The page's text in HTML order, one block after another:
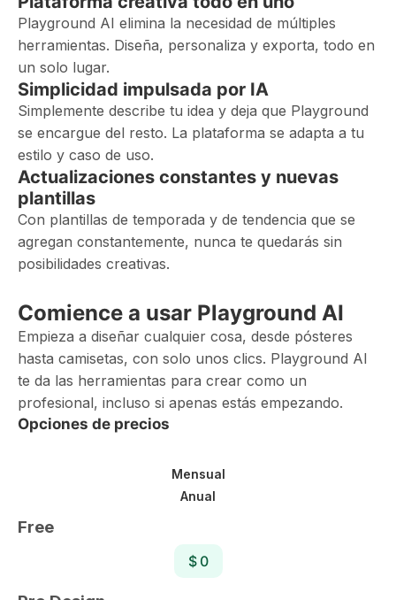
Playground AI elimina la necesidad de múltiples
herramientas. Diseña, personaliza y exporta, todo en
un solo lugar.
Simplicidad impulsada por IA
Simplemente describe tu idea y deja que Playground
se encargue del resto. La plataforma se adapta a tu
estilo y caso de uso.
Actualizaciones constantes y nuevas
plantillas
Con plantillas de temporada y de tendencia que se
agregan constantemente, nunca te quedarás sin
posibilidades creativas.
Comience a usar Playground AI
Empieza a diseñar cualquier cosa, desde pósteres
hasta camisetas, con solo unos clics. Playground AI
te da las herramientas para crear como un
profesional, incluso si apenas estás empezando.
Opciones de precios
Mensual
Anual
Free
$ 0